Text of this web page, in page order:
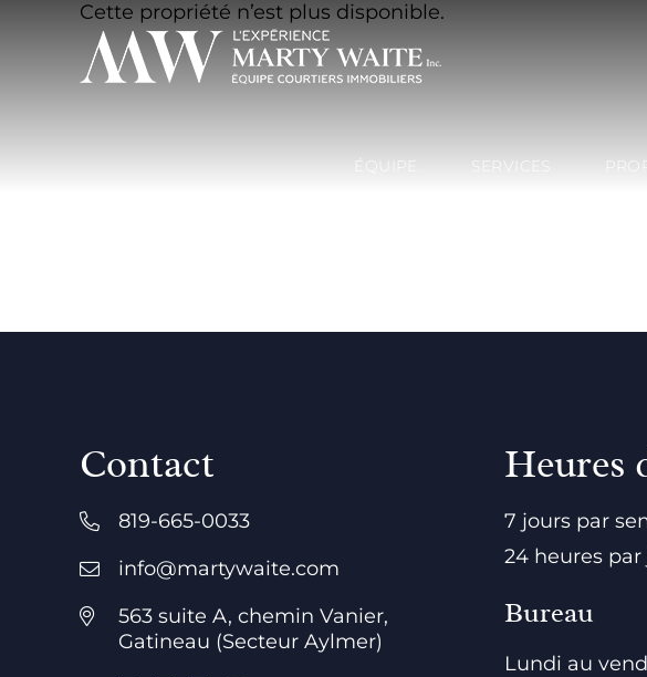
ÉQUIPE SERVICES
Cette propriété n’est plus disponible.
Contact
819-665-0033
info@martywaite.com
563 suite A, chemin Vanier,
Gatineau (Secteur Aylmer)
Heures
7 jours par
24 heures
Bureau
Lundi au